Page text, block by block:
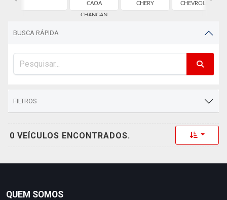
CAOA
CHANGAN
CHERY CHEVROLET
BUSCA RÁPIDA
FILTROS
0 VEÍCULOS ENCONTRADOS. Toggle
QUEM SOMOS